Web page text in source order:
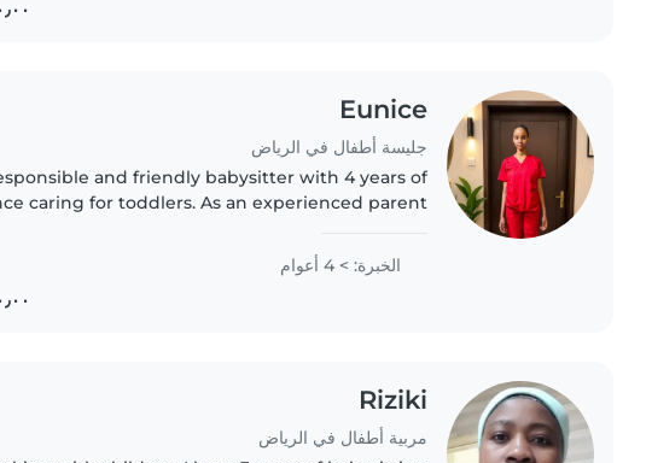
Eunice
جليسة أطفال في الرياض
and friendly babysitter with 4 years of
caring for toddlers. As an experienced parent
nurturing environment...
الخبرة: > 4 أعوام
Riziki
مربية أطفال في الرياض